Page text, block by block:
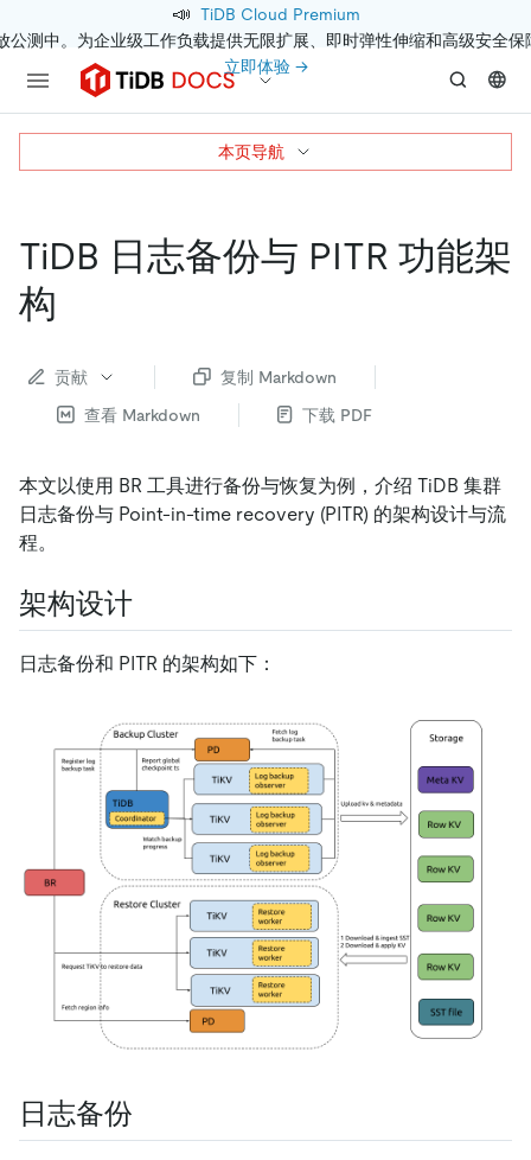
📣 TiDB Cloud Premium
公测中。为企业级工作负载提供无限扩展、即时弹性伸缩和高级安全保
立即体验 →
TiDB 日志备份与 PITR 功能架
构
贡献
复制 Markdown
查看 Markdown
下载 PDF
本文以使用 BR 工具进行备份与恢复为例，介绍 TiDB 集群
日志备份与 Point-in-time recovery (PITR) 的架构设计与流
程。
架构设计
日志备份和 PITR 的架构如下：
日志备份
本页导航